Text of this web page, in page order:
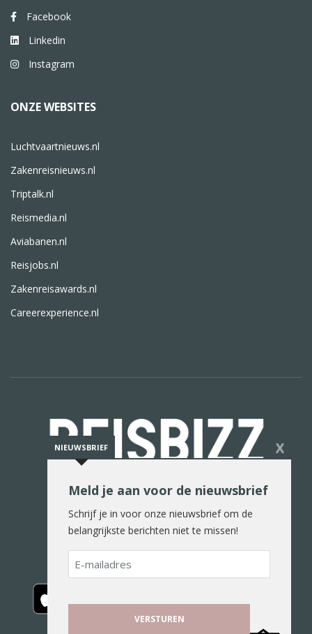
Facebook
Linkedin
Instagram
ONZE WEBSITES
Luchtvaartnieuws.nl
Zakenreisnieuws.nl
Triptalk.nl
Reismedia.nl
Aviabanen.nl
Reisjobs.nl
Zakenreisawards.nl
Careerexperience.nl
De reiswereld in woord en beeld
NIEUWSBRIEF X
Meld je aan voor de nieuwsbrief
Schrijf je in voor onze nieuwsbrief om de
belangrijkste berichten niet te missen!
E-
mailadres